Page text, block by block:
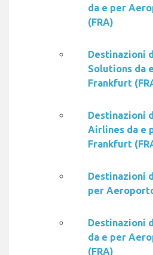
da e per
(FRA)
Destinazioni
Solutions da
Frankfurt
Destinazioni
Airlines da e
Frankfurt
Destinazioni
per
Destinazioni
da e per
(FRA)